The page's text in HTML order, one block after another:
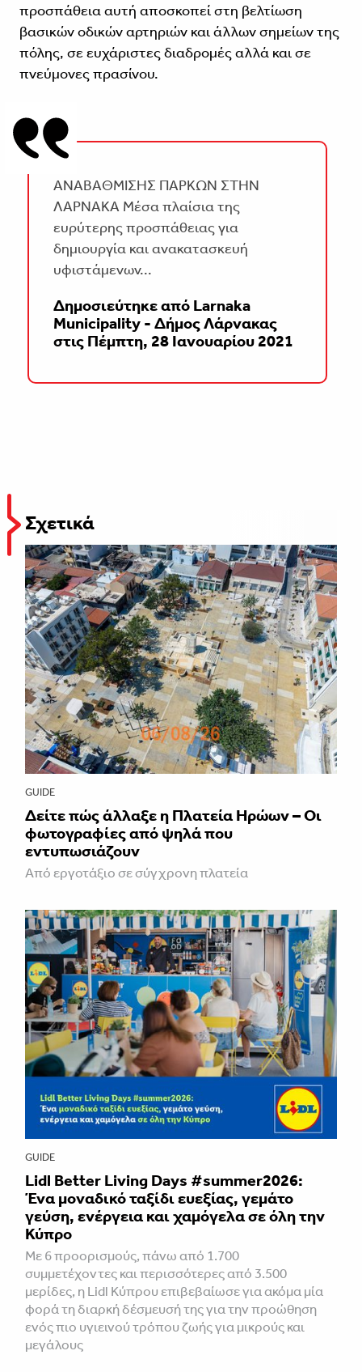
προσπάθεια αυτή αποσκοπεί στη βελτίωση
βασικών οδικών αρτηριών και άλλων σημείων της
πόλης, σε ευχάριστες διαδρομές αλλά και σε
πνεύμονες πρασίνου.
ΑΝΑΒΑΘΜΙΣΗΣ ΠΑΡΚΩΝ ΣΤΗΝ
ΛΑΡΝΑΚΑ Μέσα πλαίσια της
ευρύτερης προσπάθειας για
δημιουργία και ανακατασκευή
υφιστάμενων...
Δημοσιεύτηκε από Larnaka
Municipality - Δήμος Λάρνακας
στις Πέμπτη, 28 Ιανουαρίου 2021
Σχετικά
GUIDE
Δείτε πώς άλλαξε η Πλατεία Ηρώων – Οι
φωτογραφίες από ψηλά που
εντυπωσιάζουν
Από εργοτάξιο σε σύγχρονη πλατεία
GUIDE
Lidl Better Living Days #summer2026:
Ένα μοναδικό ταξίδι ευεξίας, γεμάτο
γεύση, ενέργεια και χαμόγελα σε όλη την
Κύπρο
Με 6 προορισμούς, πάνω από 1.700
συμμετέχοντες και περισσότερες από 3.500
μερίδες, η Lidl Κύπρου επιβεβαίωσε για ακόμα μία
φορά τη διαρκή δέσμευσή της για την προώθηση
ενός πιο υγιεινού τρόπου ζωής για μικρούς και
μεγάλους